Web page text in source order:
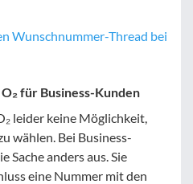
Wunschnummer-Thread bei
für Business-Kunden
leider keine Möglichkeit,
wählen. Bei Business-
Sache anders aus. Sie
eine Nummer mit den